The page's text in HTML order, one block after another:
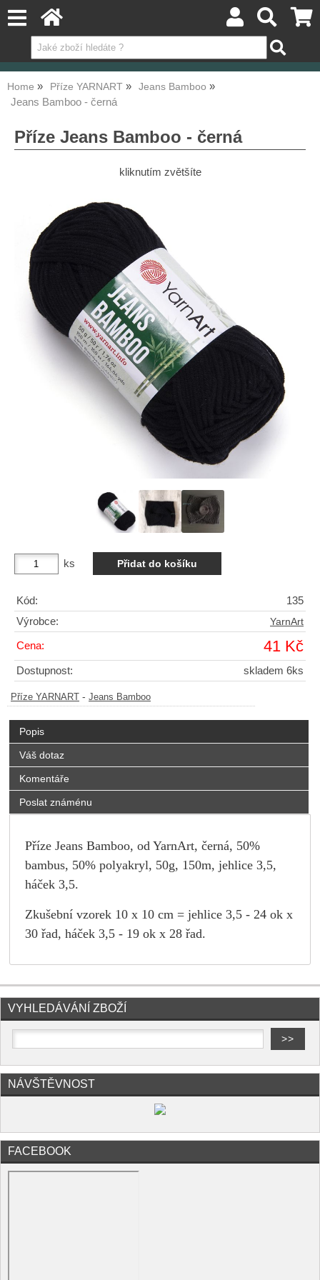
Home Příze YARNART Jeans Bamboo
Jeans Bamboo - černá
Příze Jeans Bamboo - černá
kliknutím zvětšíte
ks
Kód:
135
Výrobce:
YarnArt
Cena: 41 Kč
Dostupnost: skladem 6ks
Příze YARNART - Jeans Bamboo
Popis
Váš dotaz
Komentáře
Poslat známénu
Příze Jeans Bamboo, od YarnArt, černá, 50%
bambus, 50% polyakryl, 50g, 150m, jehlice 3,5,
háček 3,5.
Zkušební vzorek 10 x 10 cm = jehlice 3,5 - 24 ok x
30 řad, háček 3,5 - 19 ok x 28 řad.
VYHLEDÁVÁNÍ ZBOŽÍ
NÁVŠTĚVNOST
FACEBOOK